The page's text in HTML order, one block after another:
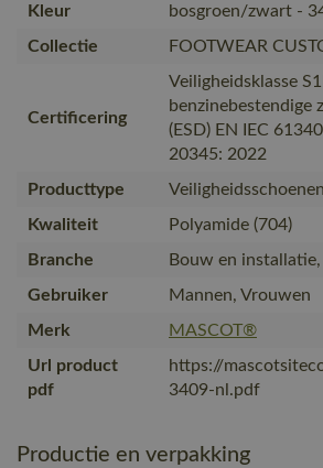
Kleur
bosgroen/zwart -
Collectie
FOOTWEAR
Certificering
Veiligheidsklasse
benzinebestendige
(ESD) EN IEC
20345: 2022
Producttype
Kwaliteit
Polyamide (704)
Branche
Bouw en
Gebruiker
Mannen, Vrouwen
Merk
MASCOT®
Url product
pdf
https://
3409-nl.pdf
Productie en verpakking